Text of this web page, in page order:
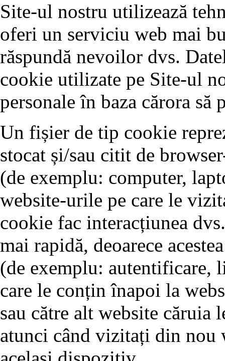
Site-ul nostru utilizează
oferi un serviciu web mai
răspundă nevoilor dvs.
cookie utilizate pe Site-ul
personale în baza cărora
Un fișier de tip cookie
stocat și/sau citit de
(de exemplu: computer,
website-urile pe care le
cookie fac interacțiunea
mai rapidă, deoarece
(de exemplu:
care le conțin înapoi la
sau către alt website
atunci când vizitați din nou